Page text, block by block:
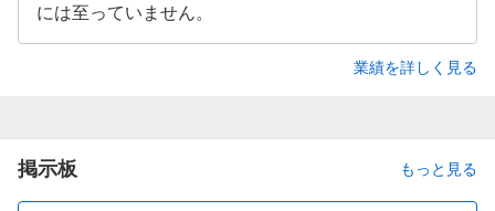
には至っていません。
業績を詳しく見る
掲示板 もっと見る